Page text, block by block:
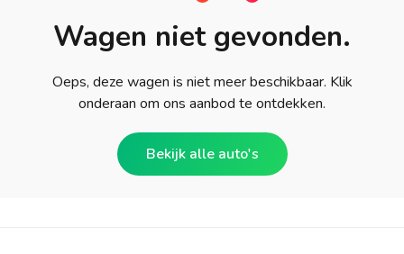
Wagen niet gevonden.
Oeps, deze wagen is niet meer beschikbaar. Klik
onderaan om ons aanbod te ontdekken.
Bekijk alle auto's